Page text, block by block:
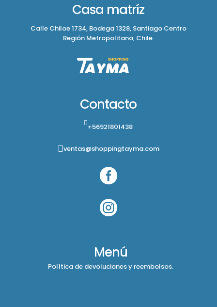
Casa matríz
Calle Chiloe 1734, Bodega 1328, Santiago Centro
Región Metropolitana, Chile.
Contacto
+56921801438
ventas@shoppingtayma.com


Menú
Política de devoluciones y reembolsos.